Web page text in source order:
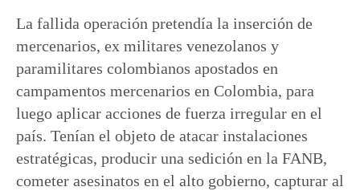
La fallida operación pretendía la inserción de
mercenarios, ex militares venezolanos y
paramilitares colombianos apostados en
campamentos mercenarios en Colombia, para
luego aplicar acciones de fuerza irregular en el
país. Tenían el objeto de atacar instalaciones
estratégicas, producir una sedición en la FANB,
cometer asesinatos en el alto gobierno, capturar al